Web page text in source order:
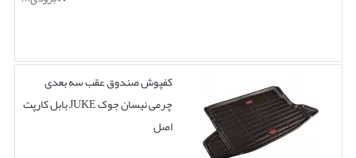
کفپوش صندوق عقب سه بعدی
چرمی نیسان جوک JUKE بابل کارپت
اصل